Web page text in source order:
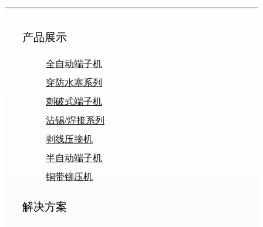
产品展示
全自动端子机
穿防水塞系列
刺破式端子机
沾锡/焊接系列
剥线压接机
半自动端子机
铜带铆压机
解决方案